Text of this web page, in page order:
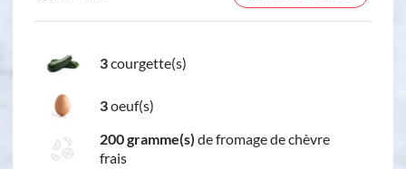
3courgette(s)
3oeuf(s)
200 gramme(s) de fromage de chèvre
frais